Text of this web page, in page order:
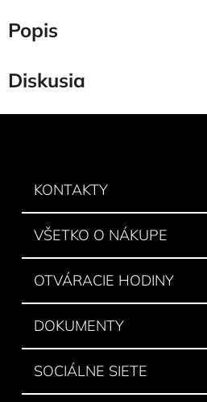
Popis
Diskusia
KONTAKTY
VŠETKO O NÁKUPE
OTVÁRACIE HODINY
DOKUMENTY
SOCIÁLNE SIETE